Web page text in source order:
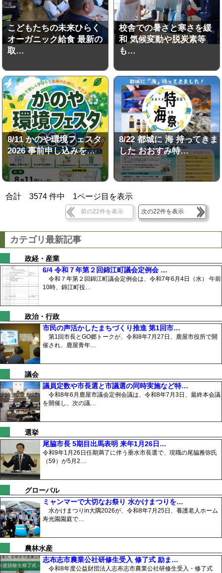
こどもたちの未来ひらく
オーガニック給食 最新の
取…
校舎での暑さと寒さを緩
和 気候変動や脱炭素等
も…
8/11 かのや環境フェスタ
2026 事前申し込みを…
8/22 都城に 海 持ってきま
した おおすみ特…
合計3574 件中 1ページ目を表示
前の22件を表示 次の22件を表示
カテゴリ最新記事
政経・産業
6/4 令和７年第２回錦江町議会定例会 …
令和７年第２回錦江町議会定例会は、令和7年6月4日（水） 午前
10時、錦江町役…
政治・行政
市民の声活かしたまちづくり推進 第1回市…
第1回市長とGO郷トークが、令和8年7月27日、鹿屋市役所で開
催され、鹿屋青年…
議会
議員定数や市長選と市議選の同時実施など特…
令和8年6月鹿屋市議会定例会議は、令和8年7月3日、最終本会議
を開催し、次の議…
選挙
尾脇市長 5期目出馬表明 来年1月26日…
令和9年1月26日任期満了に伴う垂水市長選で、現職の尾脇雅弥氏
（59）が5月2…
グローバル
ミャンマーで大切なお祭り 水かけまつりを…
水かけまつりin大隅2026が、令和8年7月25日、養護老人ホーム
寿光園園庭で…
農林水産
志布志市農業公社研修生受入 修了式 励ま…
令和8年度公益財団法人志布志市農業公社研修生受入・修了式